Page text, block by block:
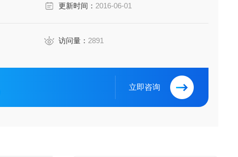
更新时间： 2016-06-01
访问量： 2891
立即咨询